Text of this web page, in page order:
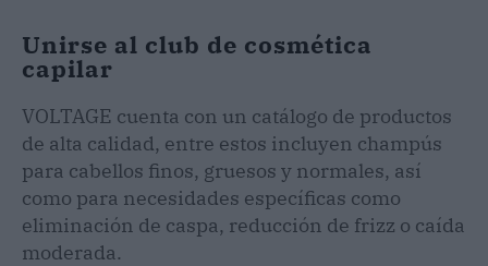
Unirse al club de cosmética
capilar
VOLTAGE cuenta con un catálogo de productos
de alta calidad, entre estos incluyen champús
para cabellos finos, gruesos y normales, así
como para necesidades específicas como
eliminación de caspa, reducción de frizz o caída
moderada.